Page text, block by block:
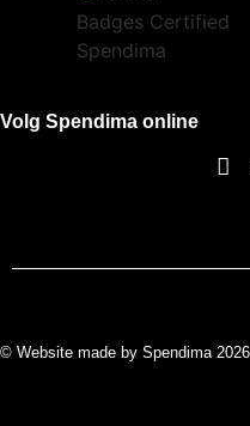
Volg Spendima online
© Website made by Spendima